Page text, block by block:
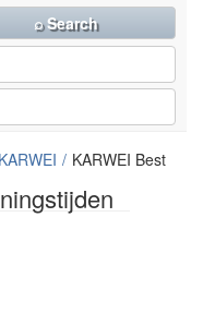
⌕ Search
KARWEI KARWEI Best